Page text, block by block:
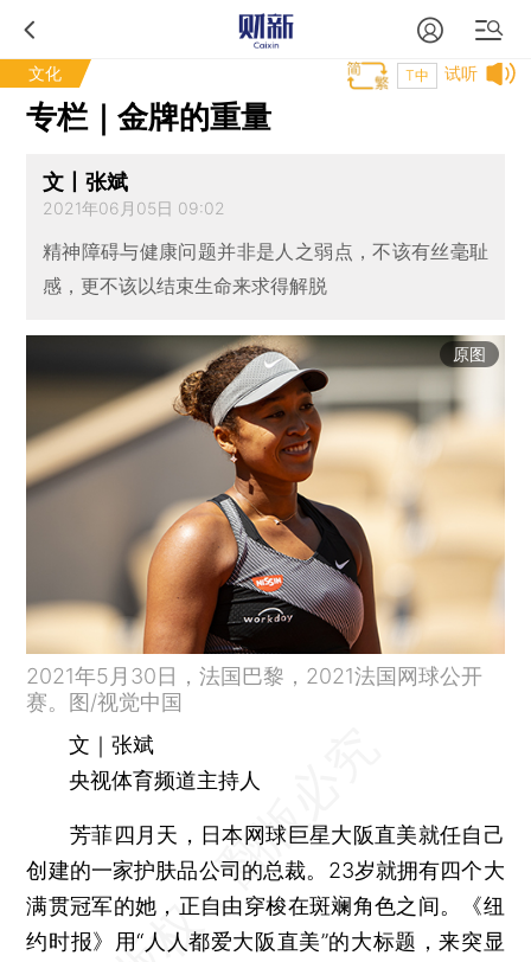
文化 试听
T中
专栏｜金牌的重量
文丨张斌
2021年06月05日 09:02
精神障碍与健康问题并非是人之弱点，不该有丝毫耻
感，更不该以结束生命来求得解脱
原图
2021年5月30日，法国巴黎，2021法国网球公开
赛。图/视觉中国
文｜张斌
央视体育频道主持人
芳菲四月天，日本网球巨星大阪直美就任自己
创建的一家护肤品公司的总裁。23岁就拥有四个大
满贯冠军的她，正自由穿梭在斑斓角色之间。《纽
约时报》用“人人都爱大阪直美”的大标题，来突显